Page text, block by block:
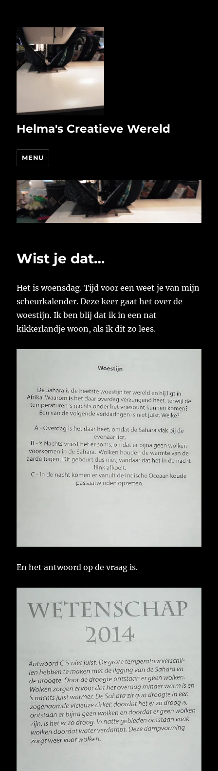
Helma's Creatieve Wereld
MENU
Wist je dat…
Het is woensdag. Tijd voor een weet je van mijn
scheurkalender. Deze keer gaat het over de
woestijn. Ik ben blij dat ik in een nat
kikkerlandje woon, als ik dit zo lees.
En het antwoord op de vraag is.